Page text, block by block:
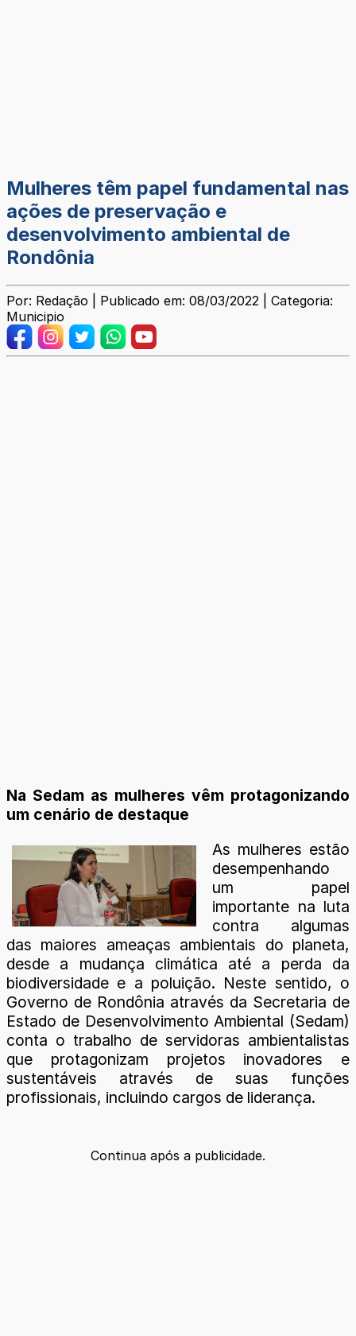
Mulheres têm papel fundamental nas
ações de preservação e
desenvolvimento ambiental de
Rondônia
Por: Redação | Publicado em: 08/03/2022 | Categoria:
Municipio
Na Sedam as mulheres vêm protagonizando
um cenário de destaque
As mulheres estão
desempenhando
um papel
importante na luta
contra algumas
das maiores ameaças ambientais do planeta,
desde a mudança climática até a perda da
biodiversidade e a poluição. Neste sentido, o
Governo de Rondônia através da Secretaria de
Estado de Desenvolvimento Ambiental (Sedam)
conta o trabalho de servidoras ambientalistas
que protagonizam projetos inovadores e
sustentáveis através de suas funções
profissionais, incluindo cargos de liderança.
Continua após a publicidade.